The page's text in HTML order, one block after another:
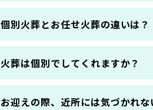
個別火葬とお任せ火葬の違いは？
火葬は個別でしてくれますか？
お迎えの際、近所には気づかれ